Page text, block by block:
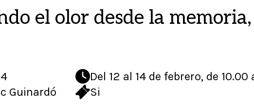
el olor desde la
Del 12 al 14 de febrero, de 10.00
Guinardó
Si